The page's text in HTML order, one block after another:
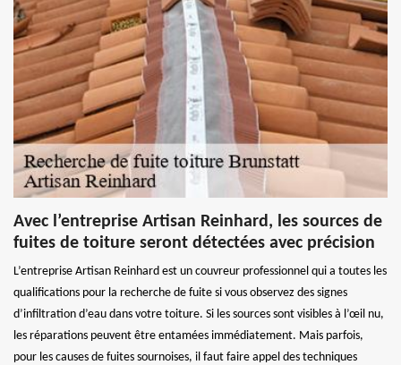
Avec l’entreprise Artisan Reinhard, les sources de
fuites de toiture seront détectées avec précision
L’entreprise Artisan Reinhard est un couvreur professionnel qui a toutes les
qualifications pour la recherche de fuite si vous observez des signes
d’infiltration d’eau dans votre toiture. Si les sources sont visibles à l’œil nu,
les réparations peuvent être entamées immédiatement. Mais parfois,
pour les causes de fuites sournoises, il faut faire appel des techniques